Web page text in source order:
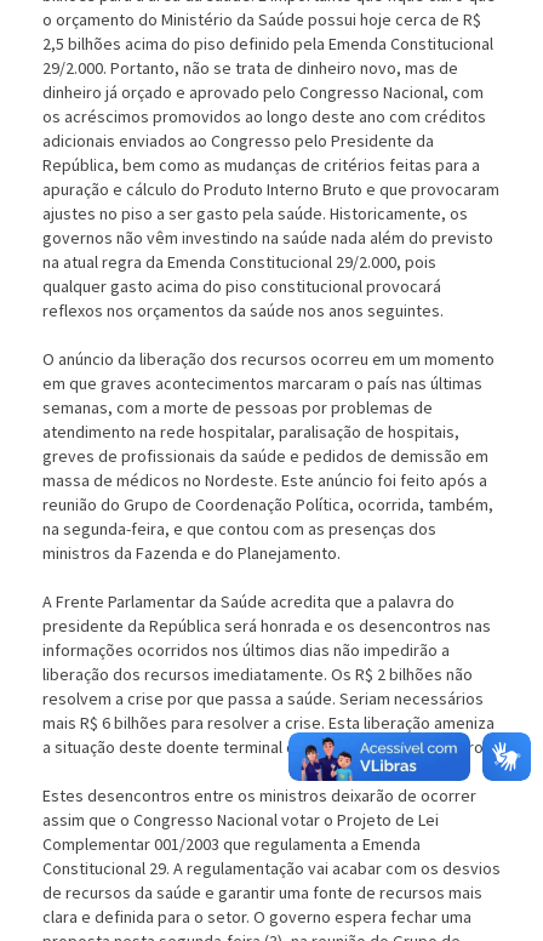
o orçamento do Ministério da Saúde possui hoje cerca de R$
2,5 bilhões acima do piso definido pela Emenda Constitucional
29/2.000. Portanto, não se trata de dinheiro novo, mas de
dinheiro já orçado e aprovado pelo Congresso Nacional, com
os acréscimos promovidos ao longo deste ano com créditos
adicionais enviados ao Congresso pelo Presidente da
República, bem como as mudanças de critérios feitas para a
apuração e cálculo do Produto Interno Bruto e que provocaram
ajustes no piso a ser gasto pela saúde. Historicamente, os
governos não vêm investindo na saúde nada além do previsto
na atual regra da Emenda Constitucional 29/2.000, pois
qualquer gasto acima do piso constitucional provocar
reflexos nos orçamentos da saúde nos anos seguintes.
O anúncio da liberação dos recursos ocorreu em um momento
em que graves acontecimentos marcaram o país nas últimas
semanas, com a morte de pessoas por problemas de
atendimento na rede hospitalar, paralisação de hospitais,
greves de profissionais da saúde e pedidos de demissão em
massa de médicos no Nordeste. Este anúncio foi feito após a
reunião do Grupo de Coordenação Política, ocorrida, também,
na segunda-feira, e que contou com as presenças dos
ministros da Fazenda e do Planejamento.
A Frente Parlamentar da Saúde acredita que a palavra do
presidente da República será honrada e os desencontros nas
informações ocorridos nos últimos dias não impedirão a
liberação dos recursos imediatamente. Os R$ 2 bilhões não
resolvem a crise por que passa a saúde. Seriam necessários
mais R$ 6 bilhões para resolver a crise. Esta liberação ameniza
a situação deste doente terminal que é a saúde do brasileiro.
Estes desencontros entre os ministros deixarão de ocorrer
assim que o Congresso Nacional votar o Projeto de Lei
Complementar 001/2003 que regulamenta a Emenda
Constitucional 29. A regulamentação vai acabar com os desvios
de recursos da saúde e garantir uma fonte de recursos mais
clara e definida para o setor. O governo espera fechar uma